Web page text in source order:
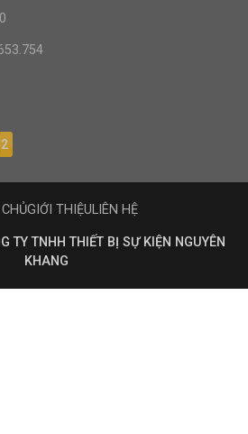
2
TY TNHH THIẾT BỊ SỰ KIỆN NGUYÊN
KHANG
GIỚI THIỆULIÊN HỆ